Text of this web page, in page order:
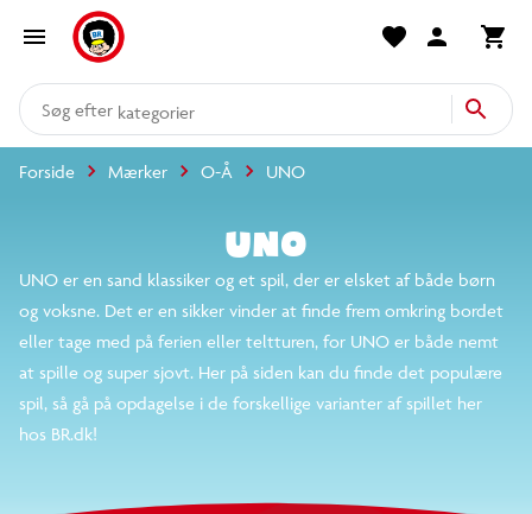
produkter
kategorier
Forside Mærker O-Å UNO
UNO
UNO er en sand klassiker og et spil, der er elsket af både børn
og voksne. Det er en sikker vinder at finde frem omkring bordet
eller tage med på ferien eller teltturen, for UNO er både nemt
at spille og super sjovt. Her på siden kan du finde det populære
spil, så gå på opdagelse i de forskellige varianter af spillet her
hos BR.dk!